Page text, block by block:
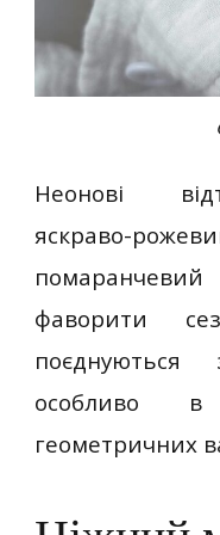
Неонові
яскраво-
фаворити
особливо в
геометричних